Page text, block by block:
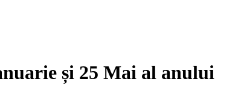
și 25 Mai al anului